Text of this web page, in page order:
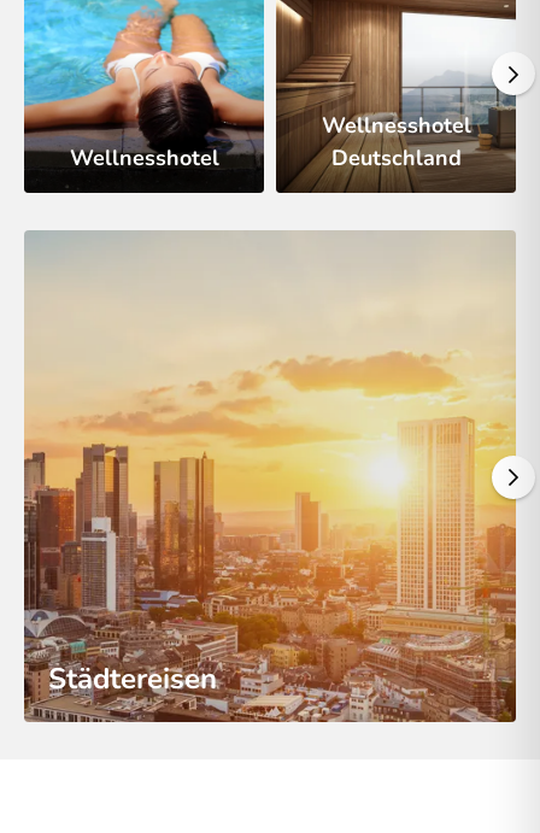
Wellnesshotel
Wellnesshotel
Deutschland
Städtereisen